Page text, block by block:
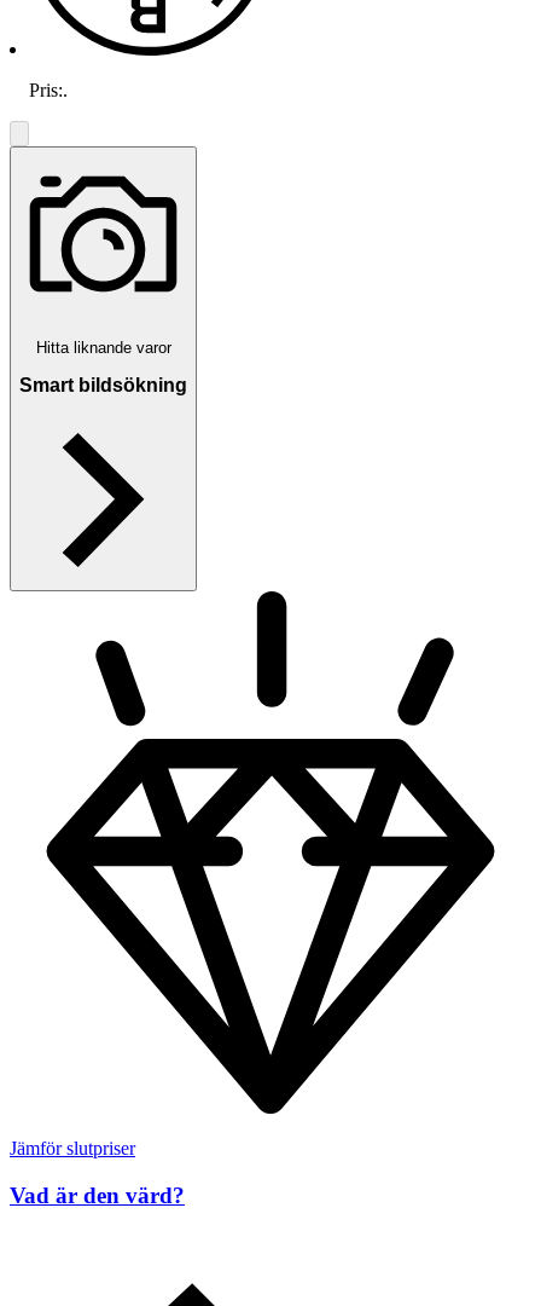
Pris:.
Hitta liknande varor
Smart bildsökning
Jämför slutpriser
Vad är den värd?